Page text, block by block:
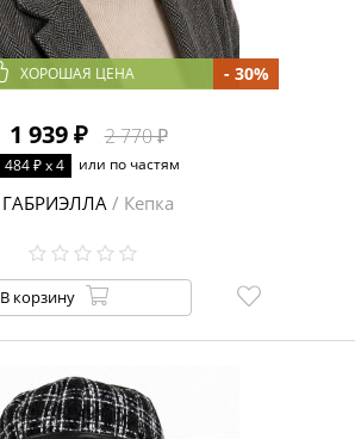
ХОРОШАЯ ЦЕНА
1 939 ₽ 2 770 ₽
- 30%
484 ₽ x 4 или по частям
ГАБРИЭЛЛА / Кепка
В корзину